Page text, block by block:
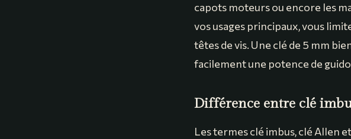
capots moteurs ou encore les
vos usages principaux, vous
têtes de vis. Une clé de 5 mm
facilement une potence de
Différence entre clé
Les termes clé imbus, clé Allen